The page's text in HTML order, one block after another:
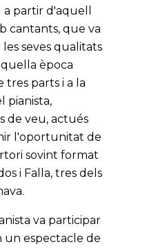
partir d'aquell
cantants, que va
seves qualitats
època
tres parts i a la
pianista,
de veu, actués
l'oportunitat de
sovint format
i Falla, tres dels
va participar
un espectacle de